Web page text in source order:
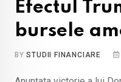
Efectul
bursele
BYSTUDII FINANCIARE